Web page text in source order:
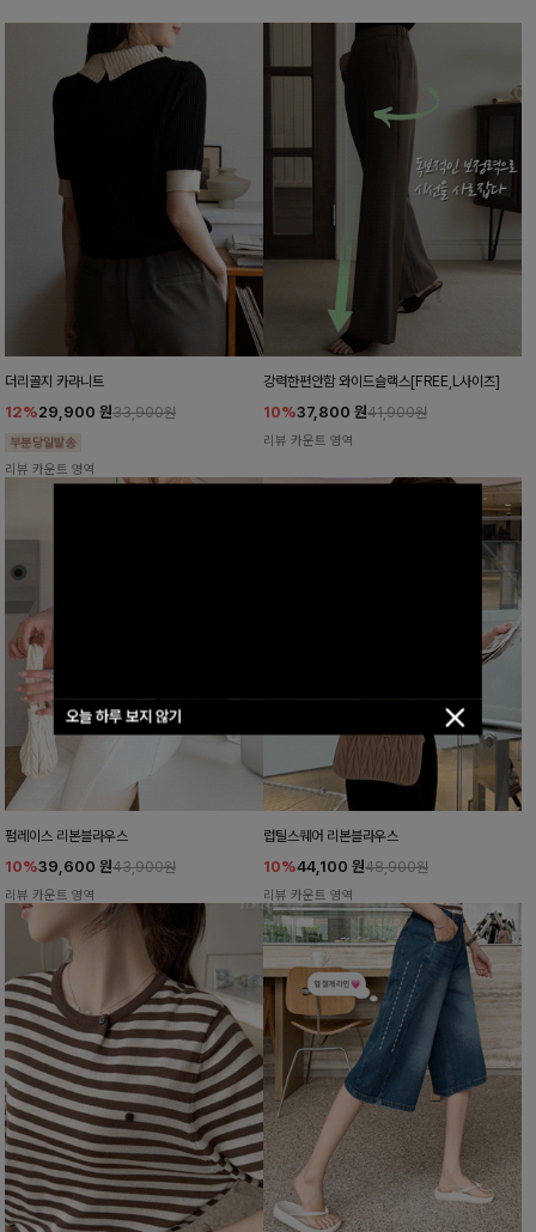
오늘 하루 보지 않기
더리골지 카라니트
12%29,900 원33,900원
리뷰 카운트 영역
강력한편안함 와이드슬랙스[FREE,L사이즈]
10%37,800 원41,900원
리뷰 카운트 영역
펌레이스 리본블라우스
10%39,600 원43,900원
리뷰 카운트 영역
럽틸스퀘어 리본블라우스
10%44,100 원48,900원
리뷰 카운트 영역